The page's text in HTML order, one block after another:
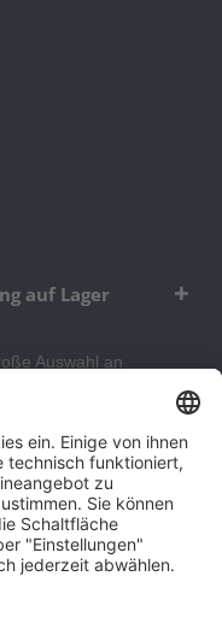
auf Lager
Auswahl an
und
und sichern
wir ein großes
von 48 Stunden